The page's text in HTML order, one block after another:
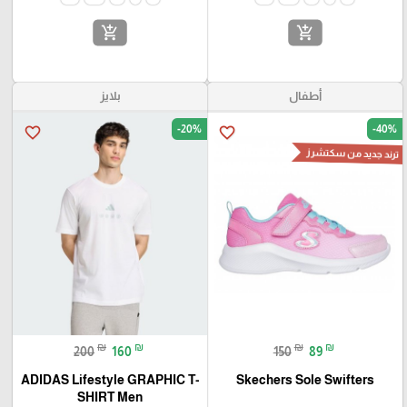
add_shopping_cart
add_shopping_cart
أطفال
favorite_border -40%
ترند جديد من سكتشرز
150 ₪ 89 ₪
Skechers Sole Swifters
بلايز
favorite_border -20%
200 ₪ 160 ₪
ADIDAS Lifestyle GRAPHIC T-
SHIRT Men